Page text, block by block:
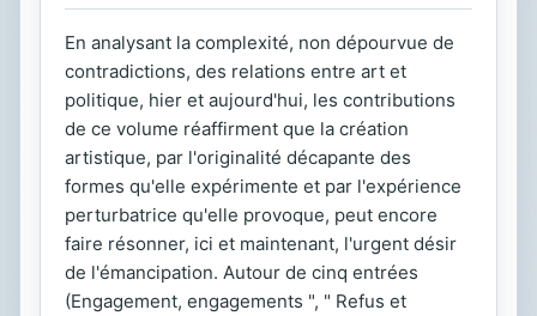
En analysant la complexité, non dépourvue de
contradictions, des relations entre art et
politique, hier et aujourd'hui, les contributions
de ce volume réaffirment que la création
artistique, par l'originalité décapante des
formes qu'elle expérimente et par l'expérience
perturbatrice qu'elle provoque, peut encore
faire résonner, ici et maintenant, l'urgent désir
de l'émancipation. Autour de cinq entrées
(Engagement, engagements ", " Refus et